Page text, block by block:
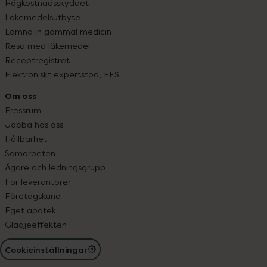
Högkostnadsskyddet
Läkemedelsutbyte
Lämna in gammal medicin
Resa med läkemedel
Receptregistret
Elektroniskt expertstöd, EES
Om oss
Pressrum
Jobba hos oss
Hållbarhet
Samarbeten
Ägare och ledningsgrupp
För leverantörer
Företagskund
Eget apotek
Glädjeeffekten
Cookieinställningar